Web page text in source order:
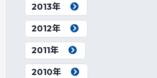
2013年
2012年
2011年
2010年